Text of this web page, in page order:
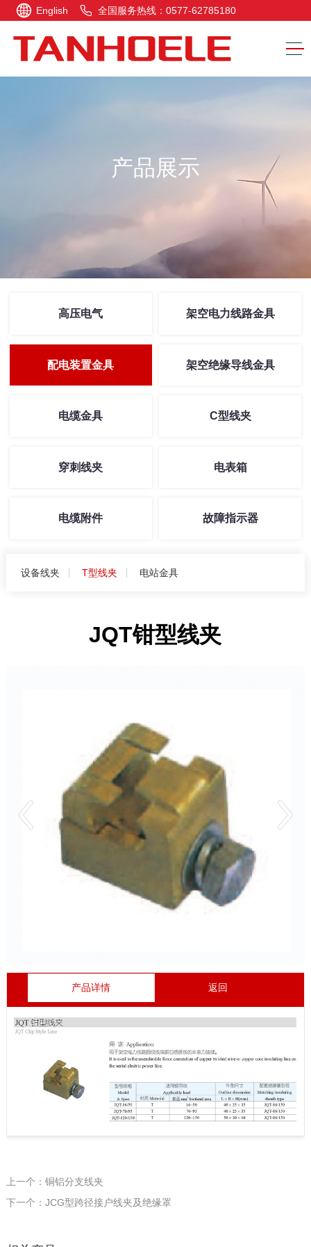
English 全国服务热线：0577-62785180
产品展示
高压电气 架空电力线路金具
配电装置金具 架空绝缘导线金具
电缆金具 C型线夹
穿刺线夹 电表箱
电缆附件 故障指示器
设备线夹 T型线夹 电站金具
JQT钳型线夹
产品详情 返回
上一个：铜铝分支线夹
下一个：JCG型跨径接户线夹及绝缘罩